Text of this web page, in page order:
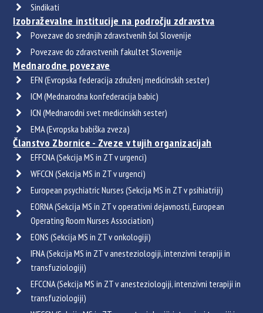
Sindikati
Izobraževalne institucije na področju zdravstva
Povezave do srednjih zdravstvenih šol Slovenije
Povezave do zdravstvenih fakultet Slovenije
Mednarodne povezave
EFN (Evropska federacija združenj medicinskih sester)
ICM (Mednarodna konfederacija babic)
ICN (Mednarodni svet medicinskih sester)
EMA (Evropska babiška zveza)
Članstvo Zbornice - Zveze v tujih organizacijah
EFFCNA (Sekcija MS in ZT v urgenci)
WFCCN (Sekcija MS in ZT v urgenci)
European psychiatric Nurses (Sekcija MS in ZT v psihiatriji)
EORNA (Sekcija MS in ZT v operativni dejavnosti, European
Operating Room Nurses Association)
EONS (Sekcija MS in ZT v onkologiji)
IFNA (Sekcija MS in ZT v anesteziologiji, intenzivni terapiji in
transfuziologiji)
EFCCNA (Sekcija MS in ZT v anesteziologiji, intenzivni terapiji in
transfuziologiji)